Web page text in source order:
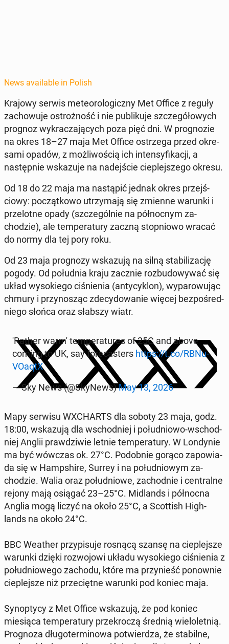
News available in Polish
Krajowy serwis me­te­o­ro­log­iczny Met Office z reguły
za­chowu­je os­trożność i nie pub­liku­je szczegółowych
prognoz wykracza­ją­cych poza pięć dni. W prog­nozie
na okres 18–27 maja Met Office os­trze­ga przed okre­
sa­mi opadów, z możli­woś­cią ich in­ten­sy­fikacji, a
następ­nie wskazu­je na nade­jś­cie cieple­jszego okresu.
Od 18 do 22 maja ma nastąpić jednak okres prze­jś­
ciowy: początkowo utrzy­ma­ją się zmienne warunki i
przelotne opady (szczegól­nie na północ­nym za­
chodzie), ale tem­per­atu­ry zaczną stop­niowo wracać
do normy dla tej pory roku.
Od 23 maja prog­nozy wskazu­ją na silną sta­bi­liza­cję
pogody. Od połud­nia kraju zacznie rozbu­dowywać się
układ wysok­iego ciśnienia (an­ty­cyk­lon), wyparowu­jąc
chmury i przynosząc zde­cy­dowanie więcej bezpośred­
niego słońca oraz słabszy wiatr.
'Rather warm' tem­per­a­tures of 25C and above
coming to UK, say fore­cast­ers https://t.co/RB­Nu­
VOaqtX
— Sky News (@SkyNews)May 13, 2026
Mapy serwisu WX­CHARTS dla soboty 23 maja, godz.
18:00, wskazu­ją dla wschod­niej i połud­niowo-wschod­
niej Anglii prawdzi­wie letnie tem­per­atu­ry. W Lon­dynie
ma być wówczas ok. 27°C. Podob­nie gorąco za­powia­
da się w Hamp­shire, Surrey i na połud­niowym za­
chodzie. Walia oraz połud­niowe, za­chod­nie i cen­tralne
rejony mają osiągać 23–25°C. Mid­lands i północ­na
Anglia mogą liczyć na około 25°C, a Scot­tish High­
lands na około 24°C.
BBC Weather przyp­isu­je rosnącą szansę na cieple­jsze
warunki dzięki roz­wo­jowi układu wysok­iego ciśnienia z
połud­niowego zachodu, które ma przynieść ponown­ie
cieple­jsze niż prze­ciętne warunki pod koniec maja.
Syn­op­ty­cy z Met Office wskazu­ją, że pod koniec
miesią­ca tem­per­atu­ry przekroczą średnią wielo­let­nią.
Prog­noza dłu­goter­mi­nowa potwierdza, że sta­bilne,